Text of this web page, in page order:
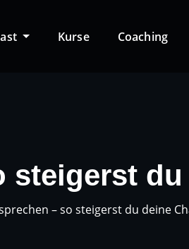
Kurse Coaching
steigerst
– so steigerst du deine